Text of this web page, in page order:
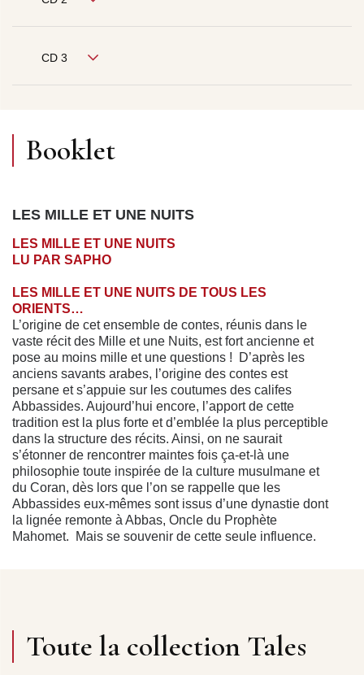
CD 3
Booklet
LES MILLE ET UNE NUITS
LES MILLE ET UNE NUITS
LU PAR SAPHO
LES MILLE ET UNE NUITS DE TOUS LES
ORIENTS…
L’origine de cet ensemble de contes, réunis dans le
vaste récit des Mille et une Nuits, est fort ancienne et
pose au moins mille et une questions ! D’après les
anciens savants arabes, l’origine des contes est
persane et s’appuie sur les coutumes des califes
Abbassides. Aujourd’hui encore, l’apport de cette
tradition est la plus forte et d’emblée la plus perceptible
dans la structure des récits. Ainsi, on ne saurait
s’étonner de rencontrer maintes fois ça-et-là une
philosophie toute inspirée de la culture musulmane et
du Coran, dès lors que l’on se rappelle que les
Abbassides eux-mêmes sont issus d’une dynastie dont
la lignée remonte à Abbas, Oncle du Prophète
Mahomet. Mais se souvenir de cette seule influence,
toujours renouvelés cependant, laisse transparaître une
tradition des conteurs de l’Inde, par ailleurs sensibles
aux génies et aux êtres surnaturels… Mais ils sont aussi
Toute la collection Tales